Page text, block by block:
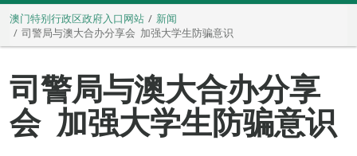
澳门特别行政区政府入口网站
新闻
司警局与澳大合办分享会 加强大学生防骗意识
司警局与澳大合办分享
会 加强大学生防骗意识